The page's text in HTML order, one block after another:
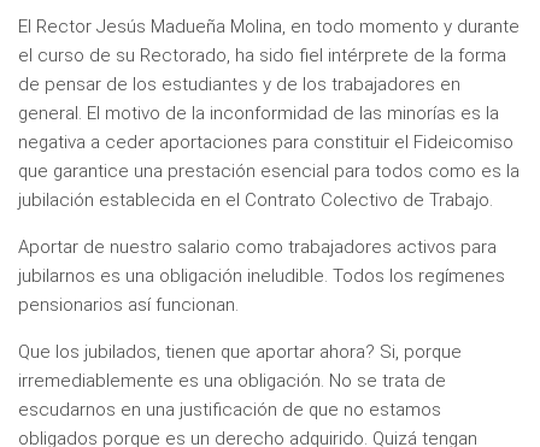
El Rector Jesús Madueña Molina, en todo momento y durante
el curso de su Rectorado, ha sido fiel intérprete de la forma
de pensar de los estudiantes y de los trabajadores en
general. El motivo de la inconformidad de las minorías es la
negativa a ceder aportaciones para constituir el Fideicomiso
que garantice una prestación esencial para todos como es la
jubilación establecida en el Contrato Colectivo de Trabajo.
Aportar de nuestro salario como trabajadores activos para
jubilarnos es una obligación ineludible. Todos los regímenes
pensionarios así funcionan.
Que los jubilados, tienen que aportar ahora? Si, porque
irremediablemente es una obligación. No se trata de
escudarnos en una justificación de que no estamos
obligados porque es un derecho adquirido. Quizá tengan